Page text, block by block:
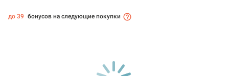
до 39 бонусов на следующие покупки